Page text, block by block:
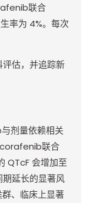
联合
率为 4%。每次
估，并追踪新
与剂量依赖相关
联合
QTcF会增加至
期延长的显著风
、临床上显著